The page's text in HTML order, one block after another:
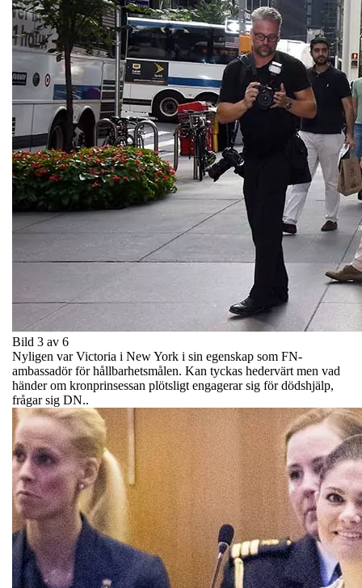
Bild 3 av 6
Nyligen var Victoria i New York i sin egenskap som FN-
ambassadör för hållbarhetsmålen. Kan tyckas hedervärt men vad
händer om kronprinsessan plötsligt engagerar sig för dödshjälp,
frågar sig DN..